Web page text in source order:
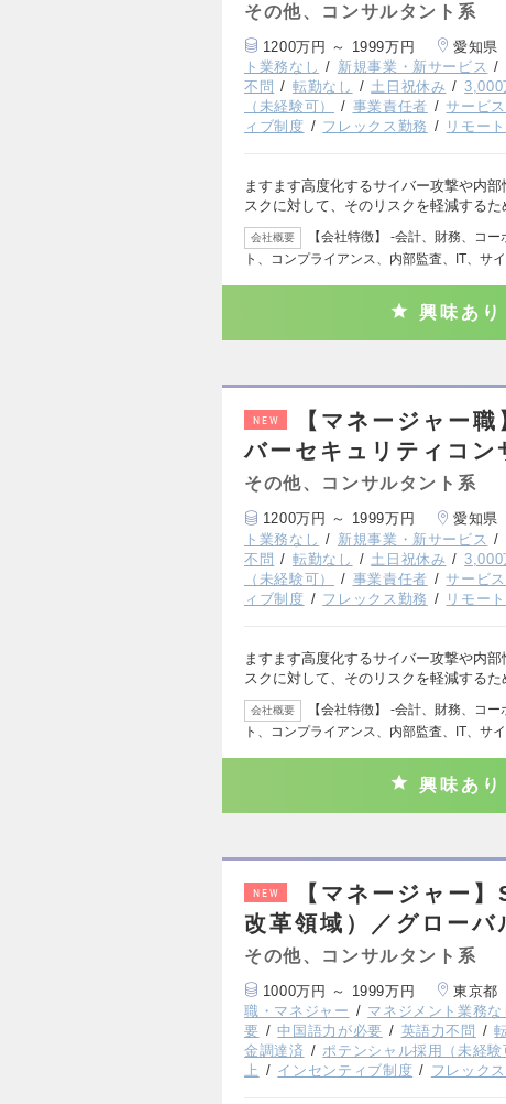
その他、コンサルタント系
1200万円 ～ 1999万円 愛知県
ト業務なし
新規事業・新サービス
不問
転勤なし 土日祝休み 3,000
（未経験可）
事業責任者 サービ
ィブ制度
フレックス勤務 リモー
ますます高度化するサイバー攻撃や内
スクに対して、そのリスクを軽減する
会社概要
【会社特徴】 ‐会計、財務、コ
ト、コンプライアンス、内部監査、IT、サ
興味あり
NEW
【マネージャー
バーセキュリティコ
その他、コンサルタント系
1200万円 ～ 1999万円 愛知県
ト業務なし
新規事業・新サービス
不問
転勤なし 土日祝休み 3,000
（未経験可）
事業責任者 サービ
ィブ制度
フレックス勤務 リモー
ますます高度化するサイバー攻撃や内
スクに対して、そのリスクを軽減するた
会社概要
【会社特徴】 ‐会計、財務、コ
ト、コンプライアンス、内部監査、IT、サ
興味あり
NEW
【マネージャー
改革領域）／グロー
その他、コンサルタント系
1000万円 ～ 1999万円 東京都
職・マネジャー
マネジメント業務な
要
中国語力が必要 英語力不問
金調達済
ポテンシャル採用（未経験
上
インセンティブ制度 フレック